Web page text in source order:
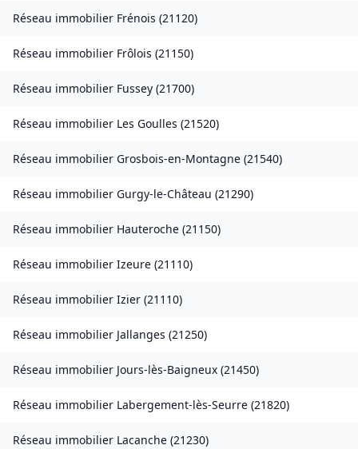
Réseau immobilier Frénois (21120)
Réseau immobilier Frôlois (21150)
Réseau immobilier Fussey (21700)
Réseau immobilier Les Goulles (21520)
Réseau immobilier Grosbois-en-Montagne (21540)
Réseau immobilier Gurgy-le-Château (21290)
Réseau immobilier Hauteroche (21150)
Réseau immobilier Izeure (21110)
Réseau immobilier Izier (21110)
Réseau immobilier Jallanges (21250)
Réseau immobilier Jours-lès-Baigneux (21450)
Réseau immobilier Labergement-lès-Seurre (21820)
Réseau immobilier Lacanche (21230)